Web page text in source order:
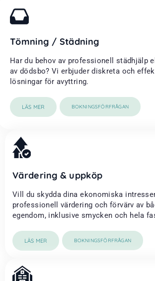
Tömning / Städning
Har du behov av professionell städhjälp
av dödsbo? Vi erbjuder diskreta och
lösningar för avyttring.
LÄS MER BOKNINGSFÖRFRÅGAN
Värdering & uppköp
Vill du skydda dina ekonomiska
professionell värdering och förvärv av
egendom, inklusive smycken och hela
LÄS MER BOKNINGSFÖRFRÅGAN